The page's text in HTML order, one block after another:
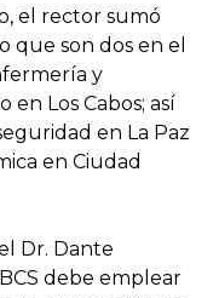
el rector sumó
que son dos en el
y
en Los Cabos; así
en La Paz
en Ciudad
Dr. Dante
debe emplear